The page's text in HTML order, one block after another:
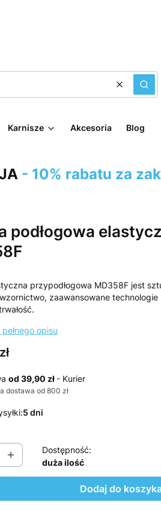
Wyczyść
Karnisze Akcesoria Blog
- 10% rabatu za
podłogowa
przypodłogowa MD358F jest
zaawansowane
opisu
od 39,90 zł - Kurier
dostawa od 800 zł
5 dni
Dostępność:
duża ilość
Dodaj do